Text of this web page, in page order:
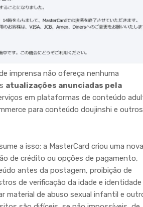
imprensa não ofereça nenhuma
atualizações anunciadas pela
em plataformas de conteúdo
para conteúdo doujinshi e outros
a isso: a MasterCard criou uma nova
de crédito ou opções de pagamento,
antes da postagem, proibição de
de verificação da idade e identidade
material de abuso sexual infantil e